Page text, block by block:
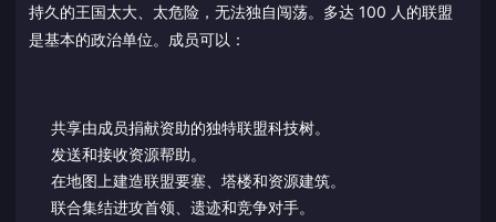
持久的王国太大、太危险，无法独自闯荡。多达 100 人的联盟
是基本的政治单位。成员可以：
共享由成员捐献资助的独特联盟科技树。
发送和接收资源帮助。
在地图上建造联盟要塞、塔楼和资源建筑。
联合集结进攻首领、遗迹和竞争对手。